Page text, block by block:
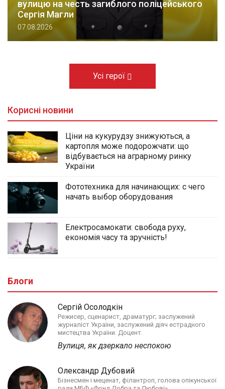
вулицю на честь загиблого поліцейського
Сергія Магли
07.08.2026
Усі герої
Корисні новини
Ціни на кукурудзу знижуються, а
картопля може подорожчати: що
відбувається на аграрному ринку
України
Фототехника для начинающих: с чего
начать выбор оборудования
Електросамокати: свобода руху,
економія часу та зручність!
Блоги
Сергій Осолодкін
Режисер, сценарист, драматург; заслужений
журналіст України, заслужений діяч естрадного
мистецтва України. Доцент.
Вулиця, як дзеркало неспокою
Олександр Дубовий
Бізнесмен і меценат, філантроп, голова опікунської